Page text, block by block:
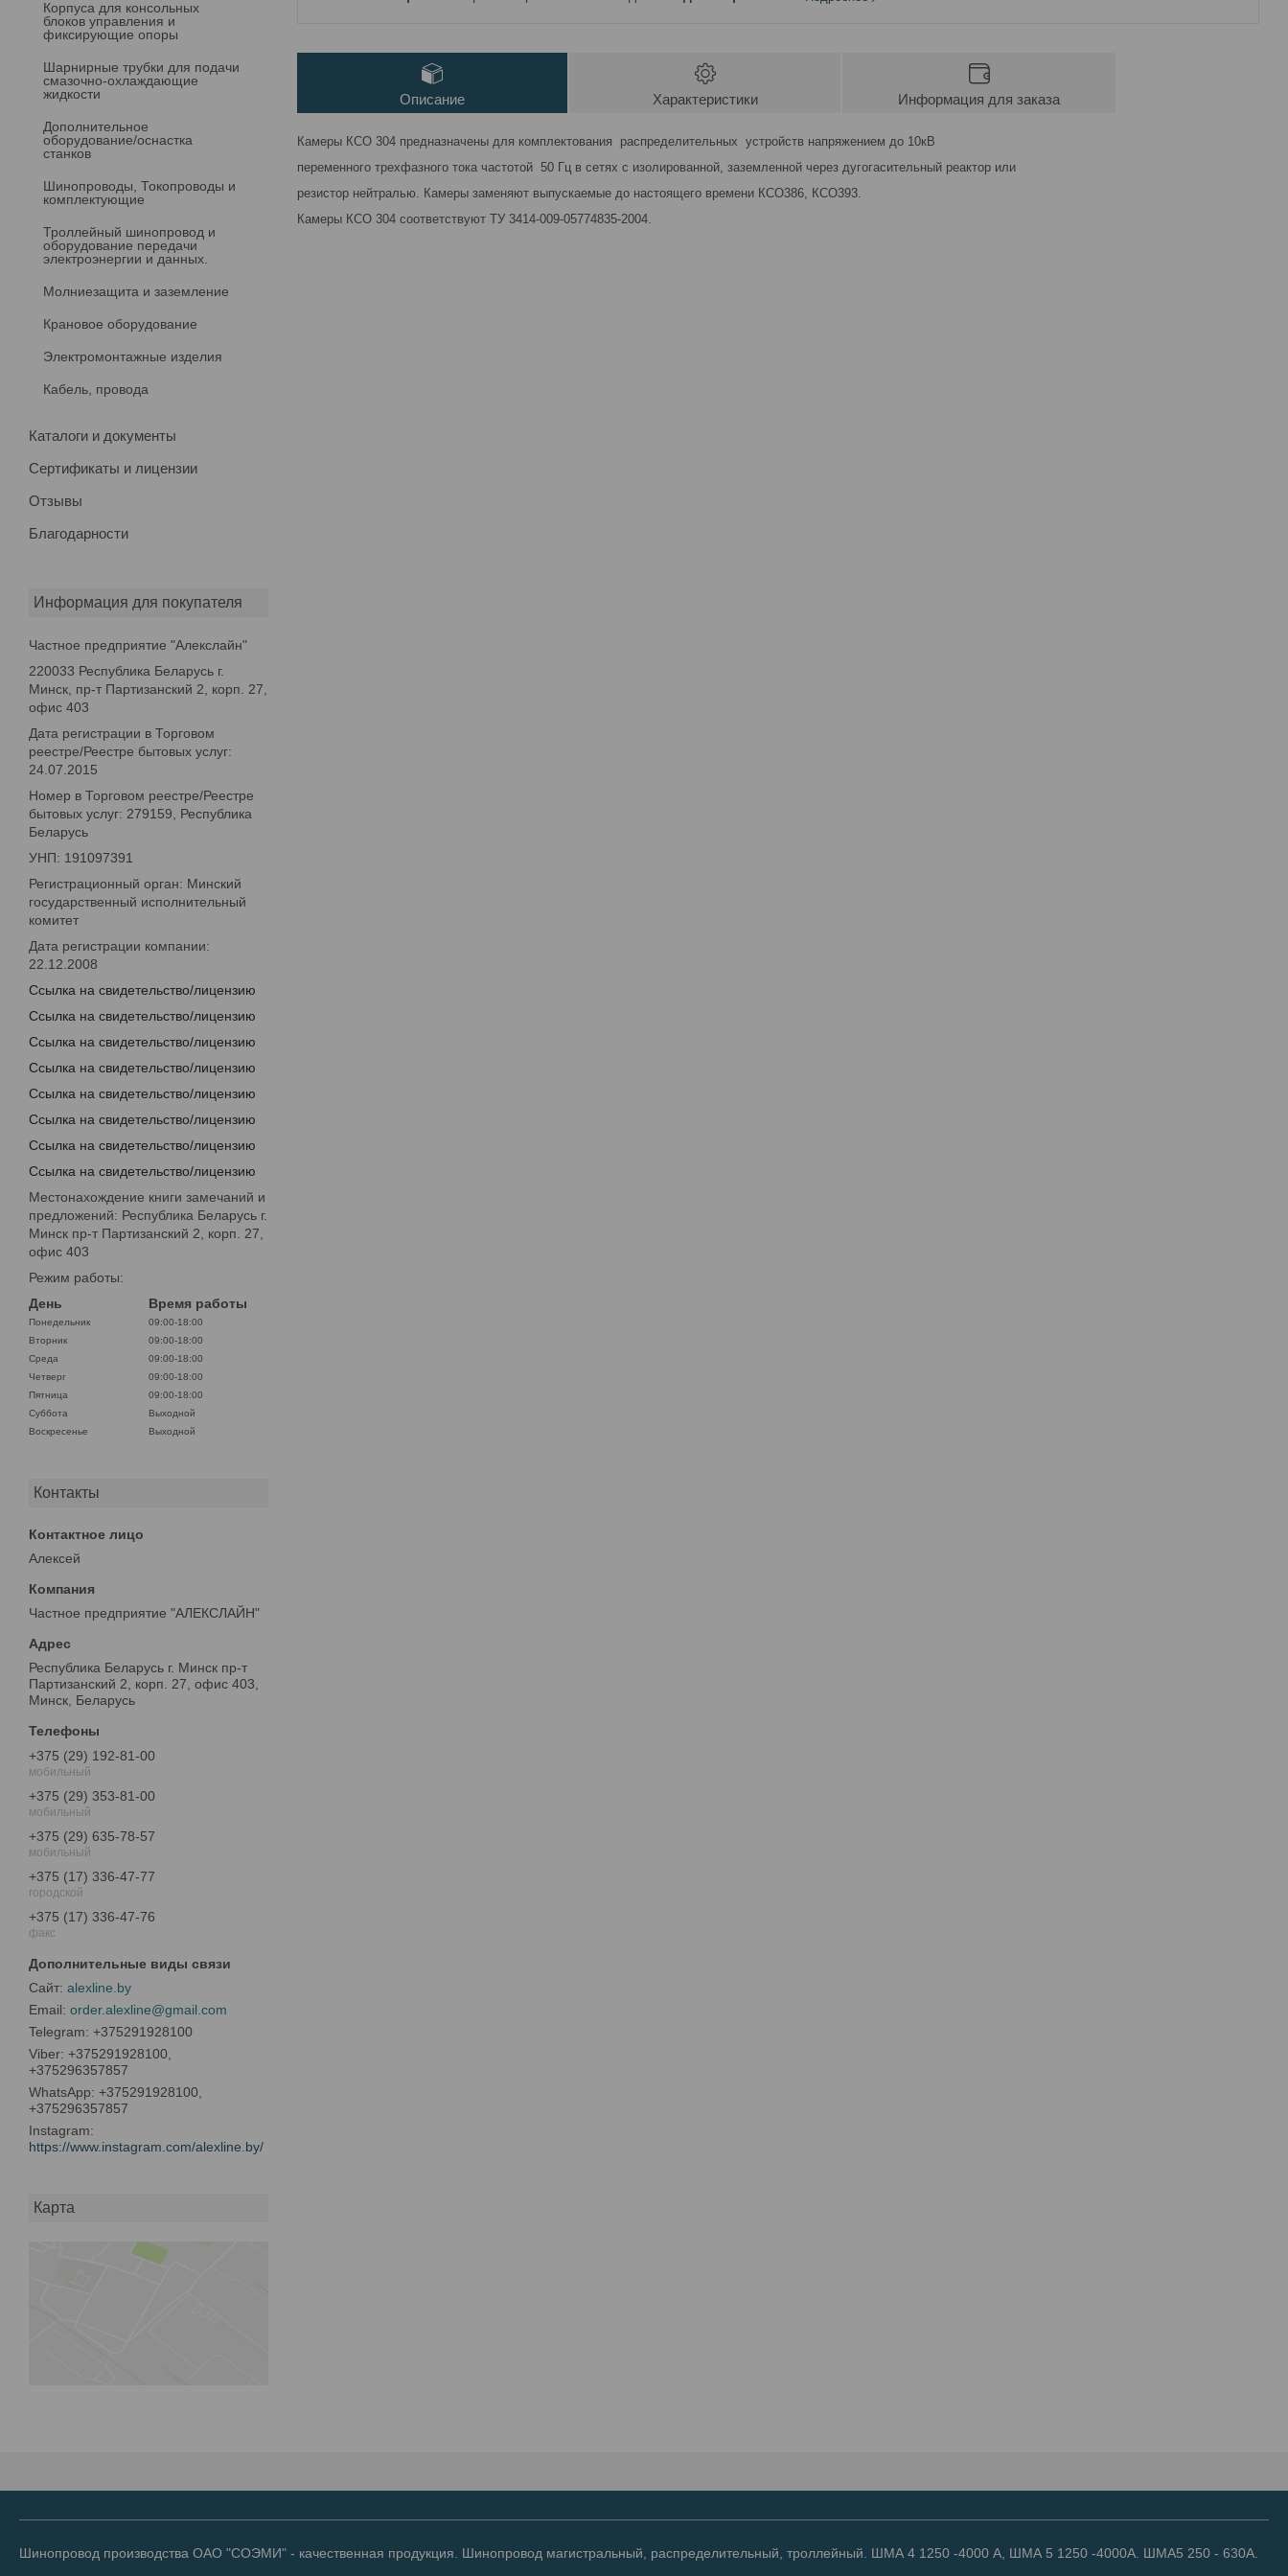
Корпуса для консольных
блоков управления и
фиксирующие опоры
Шарнирные трубки для подачи
cмазочно-охлаждающие
жидкости
Дополнительное
оборудование/оснастка
станков
Шинопроводы, Токопроводы и
комплектующие
Троллейный шинопровод и
оборудование передачи
электроэнергии и данных.
Молниезащита и заземление
Крановое оборудование
Электромонтажные изделия
Кабель, провода
Каталоги и документы
Сертификаты и лицензии
Отзывы
Благодарности
Информация для покупателя
Частное предприятие "Алекслайн"
220033 Республика Беларусь г.
Минск, пр-т Партизанский 2, корп. 27,
офис 403
Дата регистрации в Торговом
реестре/Реестре бытовых услуг:
24.07.2015
Номер в Торговом реестре/Реестре
бытовых услуг: 279159, Республика
Беларусь
УНП: 191097391
Регистрационный орган: Минский
государственный исполнительный
комитет
Дата регистрации компании:
22.12.2008
Ссылка на свидетельство/лицензию
Ссылка на свидетельство/лицензию
Ссылка на свидетельство/лицензию
Ссылка на свидетельство/лицензию
Ссылка на свидетельство/лицензию
Ссылка на свидетельство/лицензию
Ссылка на свидетельство/лицензию
Ссылка на свидетельство/лицензию
Местонахождение книги замечаний и
предложений: Республика Беларусь г.
Минск пр-т Партизанский 2, корп. 27,
офис 403
Режим работы:
День
Время работы
Понедельник
09:00-18:00
Вторник
09:00-18:00
Среда
09:00-18:00
Четверг
09:00-18:00
Пятница
09:00-18:00
Суббота
Выходной
Воскресенье
Выходной
Контакты
Алексей
Частное предприятие "АЛЕКСЛАЙН"
Республика Беларусь г. Минск пр-т
Партизанский 2, корп. 27, офис 403,
Минск, Беларусь
+375 (29) 192-81-00
мобильный
+375 (29) 353-81-00
мобильный
+375 (29) 635-78-57
мобильный
+375 (17) 336-47-77
городской
+375 (17) 336-47-76
факс
alexline.by
order.alexline@gmail.com
+375291928100
+375291928100,
+375296357857
+375291928100,
+375296357857
Instagram
https://www.instagram.com/alexline.by/
Карта
Описание Характеристики Информация для заказа
Камеры КСО 304 предназначены для комплектования распределительных устройств напряжением до 10кВ
переменного трехфазного тока частотой 50 Гц в сетях с изолированной, заземленной через дугогасительный реактор или
резистор нейтралью.
Камеры заменяют выпускаемые до настоящего времени КСО386, КСО393.
Камеры КСО 304 соответствуют ТУ 3414-009-05774835-2004.
Шинопровод производства ОАО "СОЭМИ" - качественная продукция. Шинопровод магистральный, распределительный, троллейный. ШМА 4 1250 -4000 А, ШМА 5 1250 -4000А. ШМА5 250 - 630А.